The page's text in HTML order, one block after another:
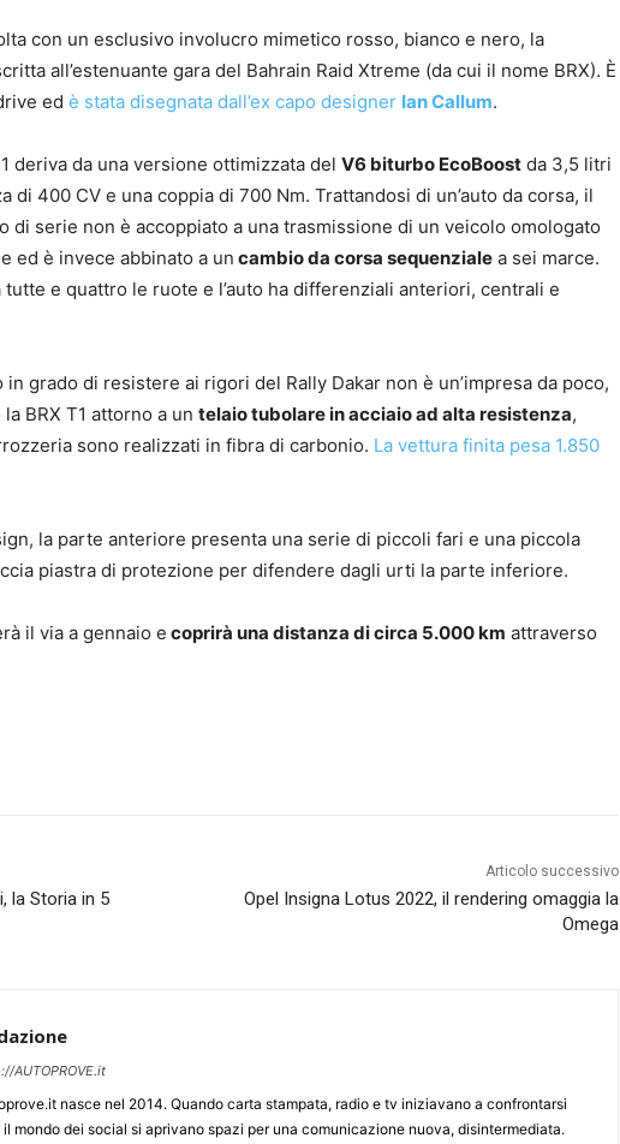
con un esclusivo involucro mimetico rosso, bianco e nero, la
all’estenuante gara del Bahrain Raid Xtreme (da cui il nome BRX). È
ed è stata disegnata dall’ex capo designer Ian Callum.
deriva da una versione ottimizzata del V6 biturbo EcoBoost da 3,5 litri
di 400 CV e una coppia di 700 Nm. Trattandosi di un’auto da corsa, il
di serie non è accoppiato a una trasmissione di un veicolo omologato
ed è invece abbinato a un cambio da corsa sequenziale a sei marce.
tutte e quattro le ruote e l’auto ha differenziali anteriori, centrali e
grado di resistere ai rigori del Rally Dakar non è un’impresa da poco,
BRX T1 attorno a un telaio tubolare in acciaio ad alta resistenza,
sono realizzati in fibra di carbonio. La vettura finita pesa 1.850
la parte anteriore presenta una serie di piccoli fari e una piccola
piastra di protezione per difendere dagli urti la parte inferiore.
il via a gennaio e coprirà una distanza di circa 5.000 km attraverso
la Storia in 5
Articolo successivo
Opel Insigna Lotus 2022, il rendering omaggia la
Omega
AUTOPROVE.it
nasce nel 2014. Quando carta stampata, radio e tv iniziavano a confrontarsi
il mondo dei social si aprivano spazi per una comunicazione nuova, disintermediata.